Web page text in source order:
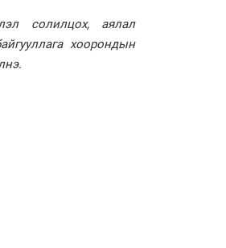
солилцох, аялал
хоорондын